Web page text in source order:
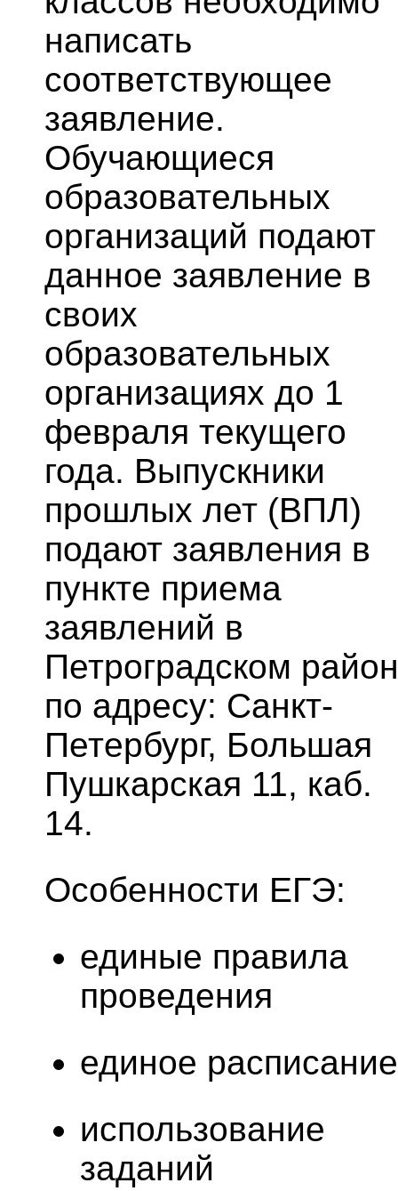
написать
соответствующее
заявление.
Обучающиеся
образовательных
организаций подают
данное заявление в
своих
образовательных
организациях до 1
февраля текущего
года. Выпускники
прошлых лет (ВПЛ)
подают заявления в
пункте приема
заявлений в
Петроградском
по адресу: Санкт-
Петербург, Большая
Пушкарская 11, каб.
14.
Особенности ЕГЭ:
единые правила
проведения
единое расписание
использование
заданий